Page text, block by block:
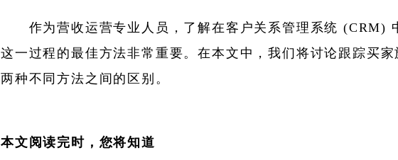
作为营收运营专业人员，了解在客户关系管理系统 (CRM)
这一过程的最佳方法非常重要。在本文中，我们将讨论跟踪买家
两种不同方法之间的区别。
本文阅读完时，您将知道